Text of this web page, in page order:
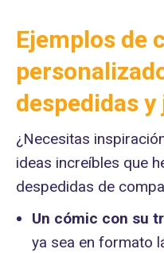
Ejemplos de
despedidas
¿Necesitas
ideas increíbles que
despedidas de
Un cómic con su
ya sea en formato